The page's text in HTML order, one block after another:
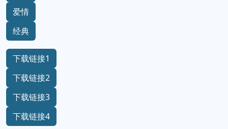
爱情
经典
下载链接1
下载链接2
下载链接3
下载链接4